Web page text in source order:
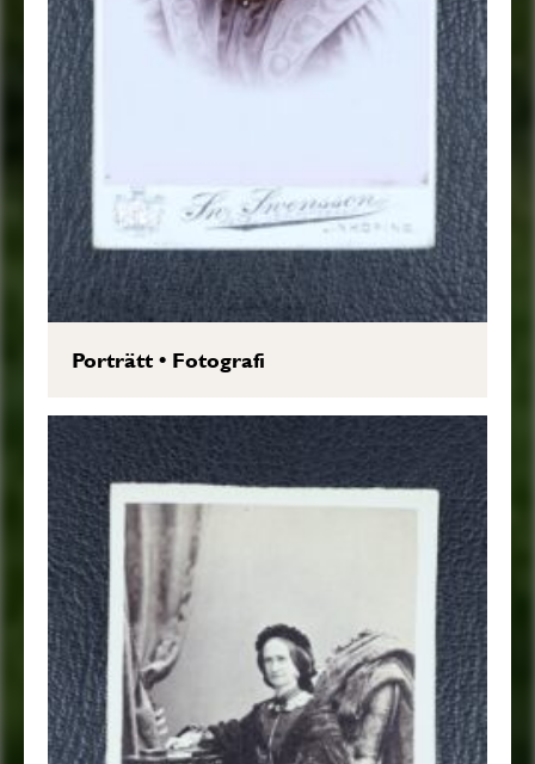
Porträtt• Fotografi